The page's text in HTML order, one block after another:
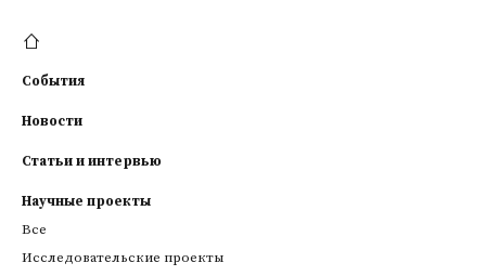
События
Новости
Статьи и интервью
Научные проекты
Все
Исследовательские проекты